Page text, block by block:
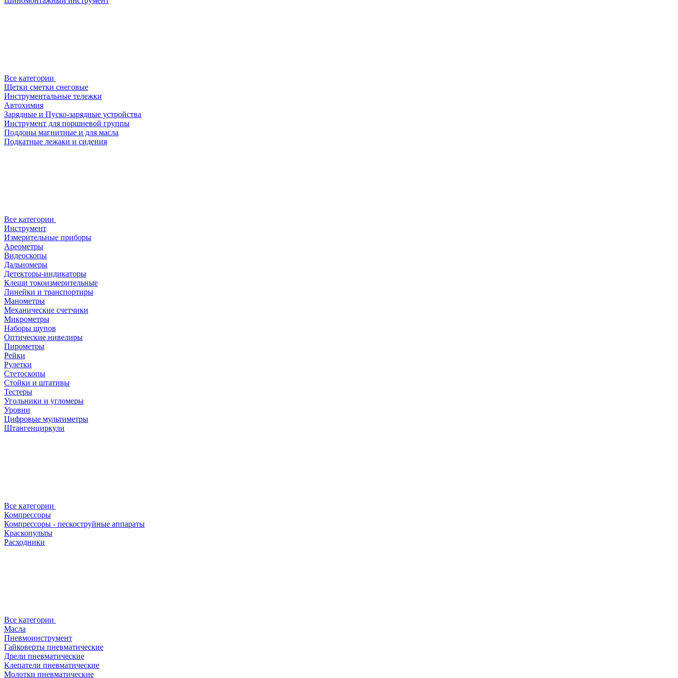
Все категории
Щетки сметки снеговые
Инструментальные тележки
Автохимия
Зарядные и Пуско-зарядные устройства
Инструмент для поршневой группы
Поддоны магнитные и для масла
Подкатные лежаки и сидения
Все категории
Инструмент
Измерительные приборы
Ареометры
Видеоскопы
Дальномеры
Детекторы-индикаторы
Клещи токоизмерительные
Линейки и транспортиры
Манометры
Механические счетчики
Микрометры
Наборы щупов
Оптические нивелиры
Пирометры
Рейки
Рулетки
Стетоскопы
Стойки и штативы
Тестеры
Угольники и угломеры
Уровни
Цифровые мультиметры
Штангенциркули
Все категории
Компрессоры
Компрессоры - пескоструйные аппараты
Краскопульты
Расходники
Все категории
Масла
Пневмоинструмент
Гайковерты пневматические
Дрели пневматические
Клепатели пневматические
Молотки пневматические